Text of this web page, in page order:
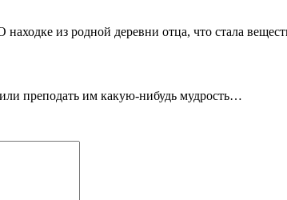
из родной деревни отца, что стала
преподать им какую-нибудь мудрость…